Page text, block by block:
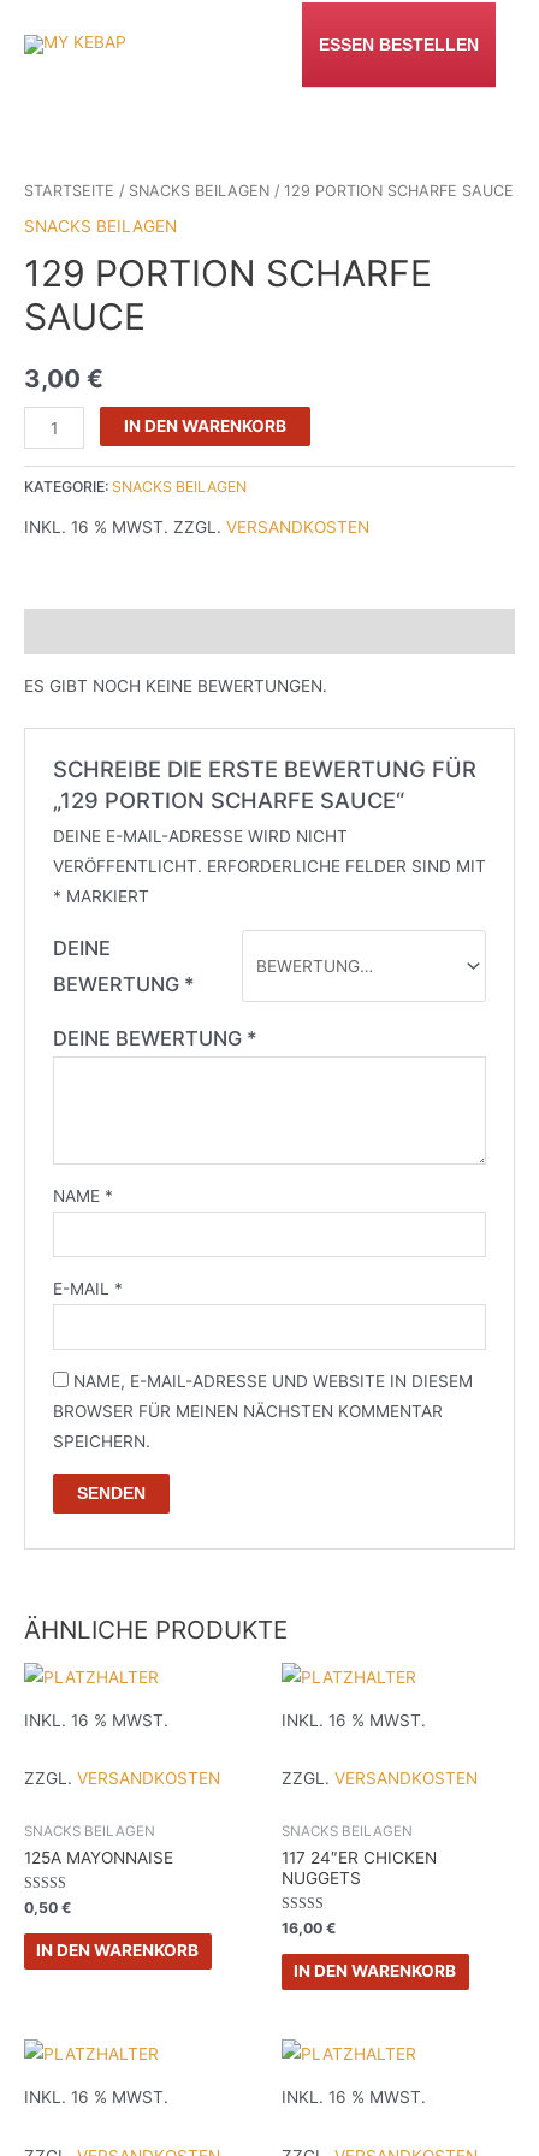
INHALT
ESSEN BESTELLEN
STARTSEITE / SNACKS BEILAGEN / 129 PORTION SCHARFE SAUCE
SNACKS BEILAGEN
129 PORTION SCHARFE
SAUCE
3,00 €
PORTION
SCHARFE
IN DEN WARENKORB
KATEGORIE: SNACKS BEILAGEN
INKL. 16 % MWST. ZZGL. VERSANDKOSTEN
ES GIBT NOCH KEINE BEWERTUNGEN.
SCHREIBE DIE ERSTE BEWERTUNG FÜR
„129 PORTION SCHARFE SAUCE“
DEINE E-MAIL-ADRESSE WIRD NICHT
VERÖFFENTLICHT. ERFORDERLICHE FELDER SIND MIT
* MARKIERT
DEINE
BEWERTUNG *
DEINE BEWERTUNG *
NAME *
E-MAIL *
NAME, E-MAIL-ADRESSE UND WEBSITE IN DIESEM
BROWSER FÜR MEINEN NÄCHSTEN KOMMENTAR
SPEICHERN.
ÄHNLICHE PRODUKTE
INKL. 16 % MWST.
ZZGL. VERSANDKOSTEN
SNACKS BEILAGEN
125A MAYONNAISE
BEWERTET
MIT
0
VON
0,50 €
IN DEN WARENKORB
INKL. 16 % MWST.
ZZGL. VERSANDKOSTEN
SNACKS BEILAGEN
117 24″ER CHICKEN
NUGGETS
BEWERTET
MIT
0
VON
16,00 €
IN DEN WARENKORB
INKL. 16 % MWST. INKL. 16 % MWST.